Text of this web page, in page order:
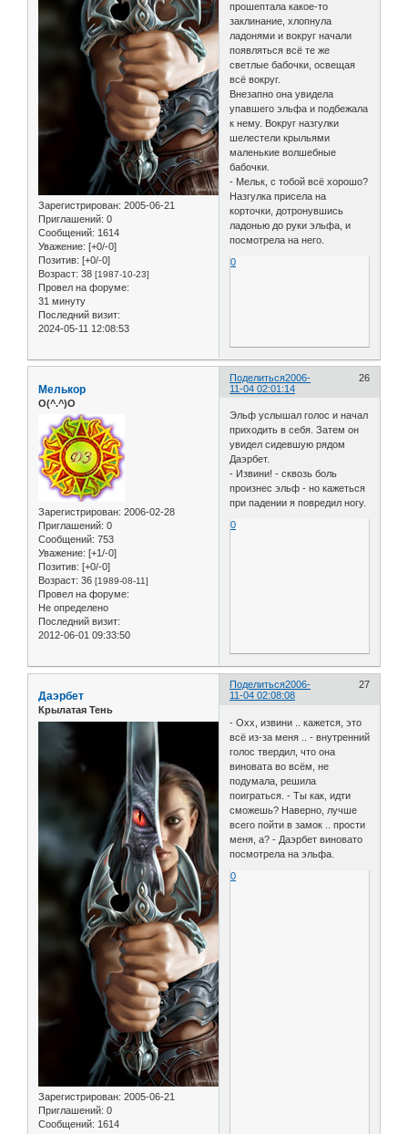
Зарегистрирован: 2005-06-21
Приглашений: 0
Сообщений: 1614
Уважение: [+0/-0]
Позитив: [+0/-0]
Возраст: 38 [1987-10-23]
Провел на форуме:
31 минуту
Последний визит:
2024-05-11 12:08:53
прошептала какое-то
заклинание, хлопнула
ладонями и вокруг начали
появляться всё те же
светлые бабочки, освещая
всё вокруг.
Внезапно она увидела
упавшего эльфа и подбежала
к нему. Вокруг назгулки
шелестели крыльями
маленькие волшебные
бабочки.
- Мельк, с тобой всё хорошо?
Назгулка присела на
корточки, дотронувшись
ладонью до руки эльфа, и
посмотрела на него.
0
Поделиться 26
2006-
11-04 02:01:14
Мелькор
O(^.^)O
Зарегистрирован: 2006-02-28
Приглашений: 0
Сообщений: 753
Уважение: [+1/-0]
Позитив: [+0/-0]
Возраст: 36 [1989-08-11]
Провел на форуме:
Не определено
Последний визит:
2012-06-01 09:33:50
Эльф услышал голос и начал
приходить в себя. Затем он
увидел сидевшую рядом
Даэрбет.
- Извини! - сквозь боль
произнес эльф - но кажеться
при падении я повредил ногу.
0
Поделиться 27
2006-
11-04 02:08:08
Даэрбет
Крылатая Тень
Зарегистрирован: 2005-06-21
Приглашений: 0
Сообщений: 1614
- Охх, извини .. кажется, это
всё из-за меня .. - внутренний
голос твердил, что она
виновата во всём, не
подумала, решила
поиграться. - Ты как, идти
сможешь? Наверно, лучше
всего пойти в замок .. прости
меня, а? - Даэрбет виновато
посмотрела на эльфа.
0